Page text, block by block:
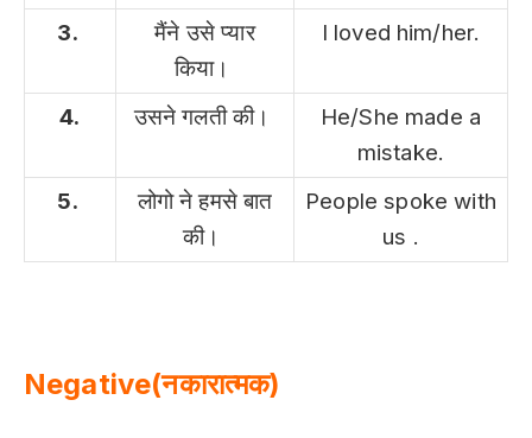
3.
मैंने उसे प्यार
किया।
I loved him/her.
4. उसने गलती की।
He/She made a
mistake.
5.
लोगो ने हमसे बात
की।
People spoke with
us .
Negative(नकारात्मक)